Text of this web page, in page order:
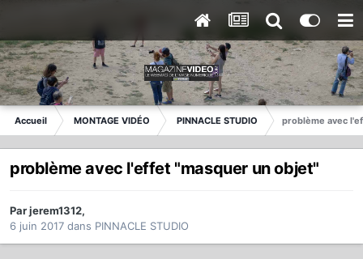
Accueil MONTAGE VIDÉO PINNACLE STUDIO problème avec
problème avec l'effet "masquer un objet"
Parjerem1312,
6 juin 2017 dans PINNACLE STUDIO